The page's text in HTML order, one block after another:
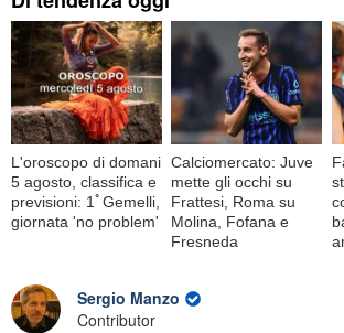
L'oroscopo di domani
5 agosto, classifica e
previsioni: 1ﾟGemelli,
giornata 'no problem'
Calciomercato: Juve
mette gli occhi su
Frattesi, Roma su
Molina, Fofana e
Fresneda
Sergio Manzo
Contributor